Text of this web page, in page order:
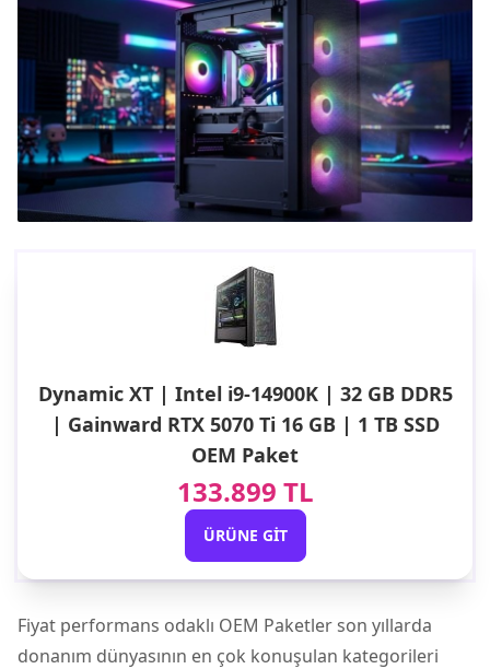
Dynamic XT | Intel i9-14900K | 32 GB DDR5
| Gainward RTX 5070 Ti 16 GB | 1 TB SSD
OEM Paket
133.899 TL
ÜRÜNE GIT
Fiyat performans odaklı OEM Paketler son yıllarda
donanım dünyasının en çok konuşulan kategorileri